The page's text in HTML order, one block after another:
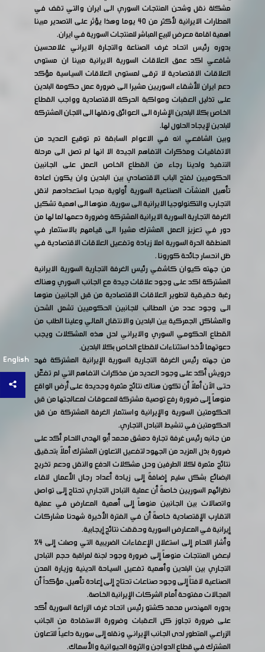
English
مشكلة نقل وشحن المنتجات السوري الى ايران والتي تقف في
المطارات الايرانية لأكثر من ٤٠ يوما وهذا يؤثر على التصدير مبينا
اهمية اقامة معرض للبيع المباشر للمنتجات السورية في ايران.
بدوره رئيس اتحاد غرف الصناعة والتجارة الايراني غلامحسين
شافعي اكد عمق العلاقات السورية الايرانية مبينا ان مستوى
العلاقات الاقتصادية لا ترقى لمستوى العلاقات السياسية مؤكد
دعم ايران للأشقاء السوريين مشيرا الى ضرورة عمل حكومة البلدين
على تذليل العقبات ومواكبة الحركة الاقتصادية وواجب القطاع
الخاص بكلا البلدين الإشارة الى العوائق ونقلها الى اللجان المشتركة
للبلدين لإيجاد الحلول لها.
وبين الشافعي انه في الاعوام السابقة تم توقيع العديد من
الاتفاقيات ومذكرات التفاهم الجيدة الا انها لم تصل الى مرحلة
التنفيذ ولدينا رجاء من القطاع الخاص العمل على الجانبين
الحكوميين لفتح الباب الاقتصادي بين البلدين وان يكون اعادة
تأهيل المنشآت الصناعية السورية أولوية مبديا استعدادهم لنقل
التجارب والتكنولوجيا الايرانية الى سورية، منوها الى اهمية تشكيل
الغرفة التجارية السورية الايرانية المشتركة وضرورة دعمها لما لها من
دور في تعزيز العمل المشترك مشيرا الى قيامهم بالاستثمار في
المنطقة الحرة السورية املا زيادة وتفعيل العلاقات الاقتصادية في
ظل انحسار جائحة كورونا .
من جهته كيوان كاشفي رئيس الغرفة التجارية السورية الايرانية
المشتركة اكد على وجود علاقات جيدة مع الجانب السوري وهناك
رغبة حقيقية لتطوير العلاقات الاقتصادية من قبل الجانبين منوها
الى وجود عدد من المطالب للجانبين الحكوميين تشمل الشحن
والمشاكل الجمركية بين البلدين والانتقال المالي وعلينا الطلب من
القطاع الحكومي السوري والايراني لحل هذه المشكلات ويجب
دعوتهما لأخذ استثناءات للقطاع الخاص بكلا البلدين.
من جهته رئيس الغرفة التجارية السورية الإيرانية المشتركة فهد
درويش أكد على وجود العديد من مذكرات التفاهم التي لم تفعّل
حتى الآن أملاً أن تكون هناك نتائج مثمرة وجديدة على أرض الواقع
منوهاً إلى ضرورة رفع توصية مشتركة للمعوقات لمعالجتها من قبل
الحكومتين السورية والإيرانية واستثمار الغرفة المشتركة من قبل
الحكومتين في تنشيط التبادل التجاري.
من جانبه رئيس غرفة تجارة دمشق محمد أبو الهدى اللحام أكد على
ضرورة بذل المزيد من الجهود لتفعيل التعاون المشترك أملاً بتحقيق
نتائج مثمرة لكلا الطرفين وحل مشكلات الدفع والنقل ودعم تخريج
البضائع بشكل سليم إضافةً إلى زيادة أعداد رجال الأعمال للقاء
نظرائهم السوريين خاصةً أن عملية التبادل التجاري تحتاج إلى تواصل
واتصالات بين الجانبين منوهاً إلى أهمية المعارض في عملية
التقارب الإقتصادية خاصةً أن في الفترة الأخيرة شهدنا مشاركات
إيرانية في المعارض السورية وحققت نتائج إيجابية.
وأشار اللحام إلى استغلال الإعفاءات الضريبية التي وصلت إلى ٤%
لبعض المنتجات منوهاً إلى ضرورة وجود لجنة لمراقبة حجم التبادل
التجاري بين البلدين وأهمية تفعيل السياحة الدينية وزيارة المدن
الصناعية لافتاً إلى وجود صناعات تحتاج إلى إعادة تأهيل، مؤكداً أن
المجالات مفتوحة أمام الشركات الإيرانية الخاصة.
بدوره المهندس محمد كشتو رئيس اتحاد غرف الزراعة السورية أكد
على ضرورة تجاوز كل العقبات وضرورة الاستفادة من الجانب
الزراعي المتطور لدى الجانب الإيراني ونقله إلى سورية داعياً للتعاون
المشترك في قطاع الدواجن والثروة الحيوانية والأسماك.